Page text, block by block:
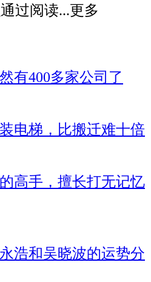
过阅读...更多
有400多家公司了
电梯，比搬迁难十倍
高手，擅长打无记忆
浩和吴晓波的运势分